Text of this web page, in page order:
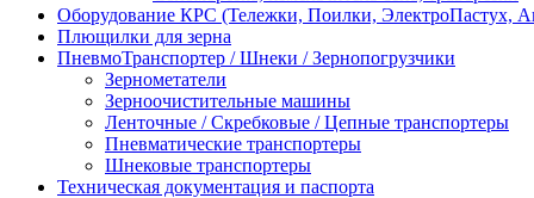
Оборудование КРС (Тележки, Поилки, ЭлектроПастух,
Плющилки для зерна
ПневмоТранспортер / Шнеки / Зернопогрузчики
Зернометатели
Зерноочистительные машины
Ленточные / Скребковые / Цепные транспортеры
Пневматические транспортеры
Шнековые транспортеры
Техническая документация и паспорта